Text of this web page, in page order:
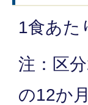
1食あ
注：区
の12か